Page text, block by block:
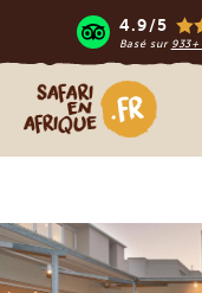
4.9/5
Basé sur
Safari en Afrique